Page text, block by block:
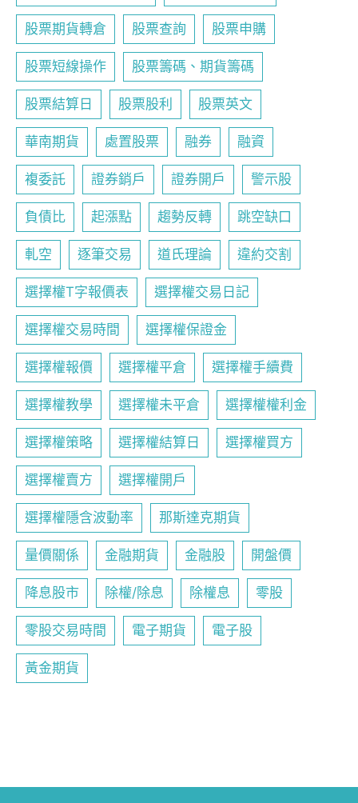
股票期貨轉倉 股票查詢 股票申購
股票短線操作 股票籌碼、期貨籌碼
股票結算日 股票股利 股票英文
華南期貨 處置股票 融券 融資
複委託 證券銷戶 證券開戶 警示股
負債比 起漲點 趨勢反轉 跳空缺口
軋空 逐筆交易 道氏理論 違約交割
選擇權T字報價表 選擇權交易日記
選擇權交易時間 選擇權保證金
選擇權報價 選擇權平倉 選擇權手續費
選擇權教學 選擇權未平倉 選擇權權利金
選擇權策略 選擇權結算日 選擇權買方
選擇權賣方 選擇權開戶
選擇權隱含波動率 那斯達克期貨
量價關係 金融期貨 金融股 開盤價
降息股市 除權/除息 除權息 零股
零股交易時間 電子期貨 電子股
黃金期貨